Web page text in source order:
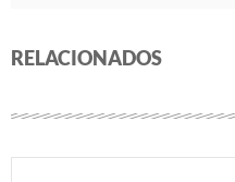
RELACIONADOS